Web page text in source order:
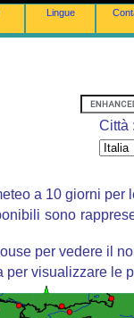
Lingue
Città :
a 10 giorni per
sono
per vedere il
per visualizzare le